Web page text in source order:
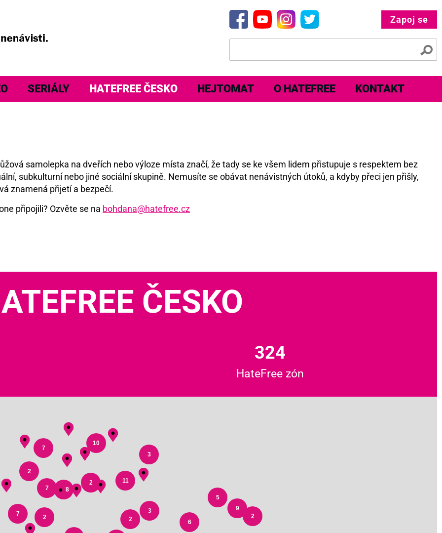
SERIÁLY HATEFREE ČESKO HEJTOMAT O HATEFREE KONTAKT
Zapoj se
samolepka na dveřích nebo výloze místa značí, že tady se ke všem lidem přistupuje s respektem bez
subkulturní nebo jiné sociální skupině. Nemusíte se obávat nenávistných útoků, a kdyby přeci jen přišly,
znamená přijetí a bezpečí.
připojili? Ozvěte se na bohdana@hatefree.cz
ČESKO
324
HateFree zón
2
5
9
6
2
3
3
10
11
2
7
7 2
2
7 178